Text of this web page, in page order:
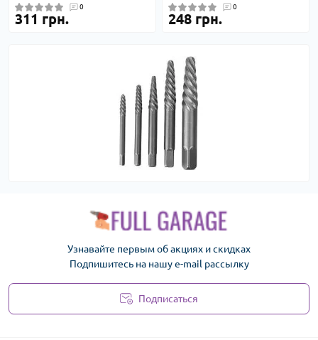
0
311 грн.
0
248 грн.
Узнавайте первым об акциях и скидках
Подпишитесь на нашу e-mail рассылку
Подписаться